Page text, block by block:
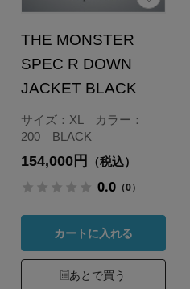
THE MONSTER
SPEC R DOWN
JACKET BLACK
サイズ：XL カラー：
200 BLACK
154,000円 （税込）
0.0（0）
カートに入れる
あとで買う